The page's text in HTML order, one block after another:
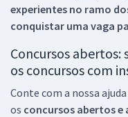
experientes no ramo
conquistar uma vaga
Concursos abertos:
os concursos com
Conte com a nossa
os concursos abertos e